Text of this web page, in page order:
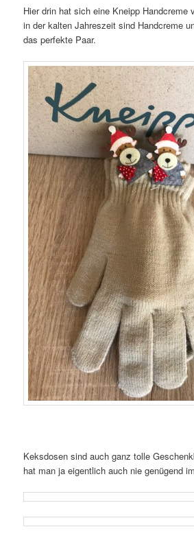
Hier drin hat sich eine Kneipp Handcreme
in der kalten Jahreszeit sind Handcreme
das perfekte Paar.
Keksdosen sind auch ganz tolle
hat man ja eigentlich auch nie genügend